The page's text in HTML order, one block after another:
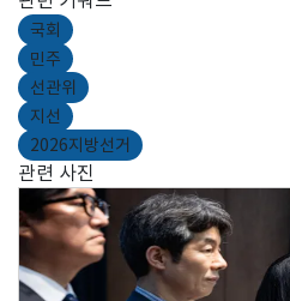
국회
민주
선관위
지선
2026지방선거
관련 사진